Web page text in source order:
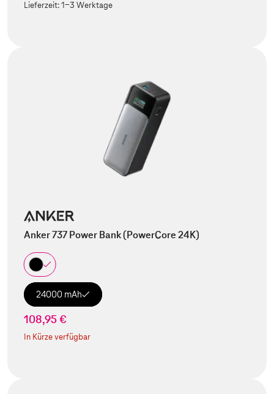
Lieferzeit:1-3 Werktage
Anker 737 Power Bank (PowerCore 24K)
24000 mAh
108,95 €
In Kürze verfügbar